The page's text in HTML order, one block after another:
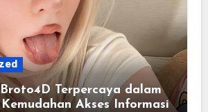
Terpercaya dalam
Akses Informasi